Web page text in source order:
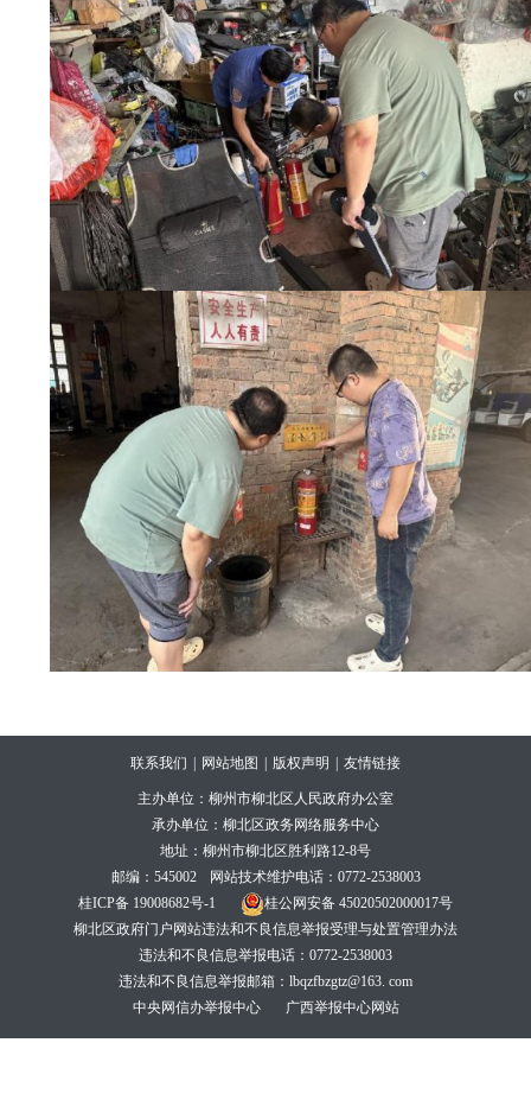
联系我们 网站地图 版权声明 友情链接
主办单位：柳州市柳北区人民政府办公室
承办单位：柳北区政务网络服务中心
地址：柳州市柳北区胜利路12-8号
邮编：545002
网站技术维护电话：0772-2538003
桂ICP备 19008682号-1
桂公网安备 45020502000017号
柳北区政府门户网站违法和不良信息举报受理与处置管理办法
违法和不良信息举报电话：0772-2538003
违法和不良信息举报邮箱：lbqzfbzgtz@163. com
中央网信办举报中心
广西举报中心网站